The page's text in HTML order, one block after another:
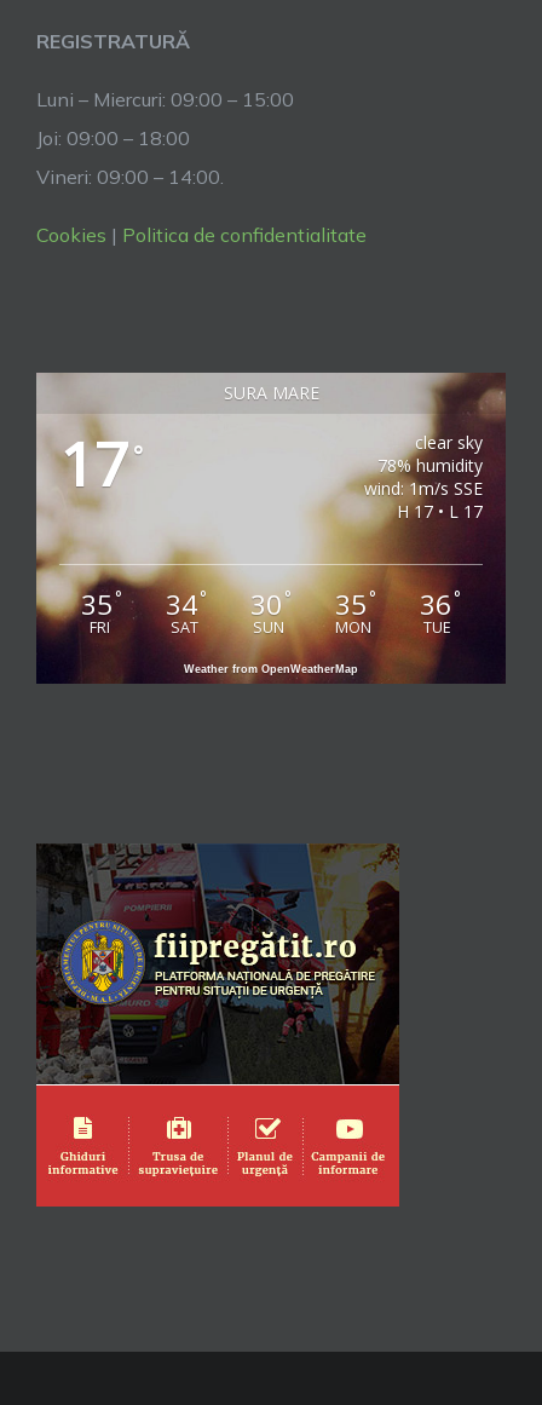
REGISTRATURĂ
Luni – Miercuri: 09:00 – 15:00
Joi: 09:00 – 18:00
Vineri: 09:00 – 14:00.
Cookies | Politica de confidentialitate
SURA MARE
17°
clear sky
78% humidity
wind: 1m/s SSE
H 17 • L 17
35°
FRI
34°
SAT
30°
SUN
35°
MON
36°
TUE
Weather from OpenWeatherMap